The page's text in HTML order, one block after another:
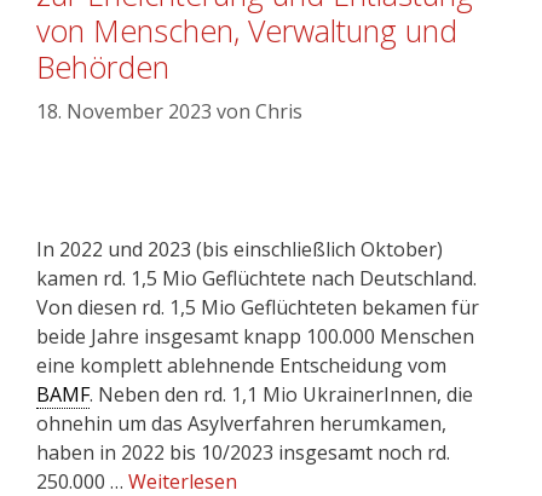
von Menschen, Verwaltung und
Behörden
18. November 2023 von Chris
In 2022 und 2023 (bis einschließlich Oktober)
kamen rd. 1,5 Mio Geflüchtete nach Deutschland.
Von diesen rd. 1,5 Mio Geflüchteten bekamen für
beide Jahre insgesamt knapp 100.000 Menschen
eine komplett ablehnende Entscheidung vom
BAMF. Neben den rd. 1,1 Mio UkrainerInnen, die
ohnehin um das Asylverfahren herumkamen,
haben in 2022 bis 10/2023 insgesamt noch rd.
250.000 … Weiterlesen